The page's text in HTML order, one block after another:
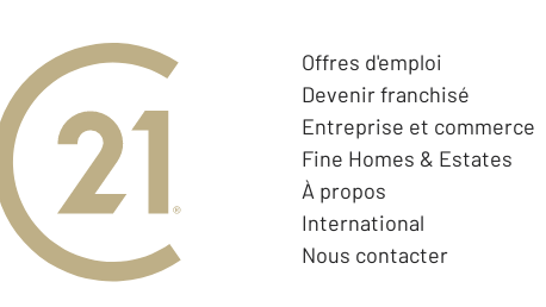
Offres d'emploi
Devenir franchisé
Entreprise et commerce
Fine Homes & Estates
À propos
International
Nous contacter